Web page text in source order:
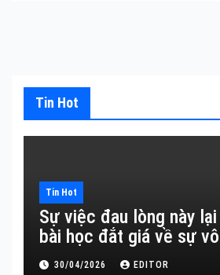
Tin Hot
Tin Hot
Sự việc đau lòng này
bài học đắt giá về sự
30/04/2026 EDITOR